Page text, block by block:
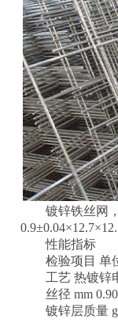
镀锌铁丝网
性能指标
检验项目 单
工艺 热镀锌
丝径 mm
镀锌层质量